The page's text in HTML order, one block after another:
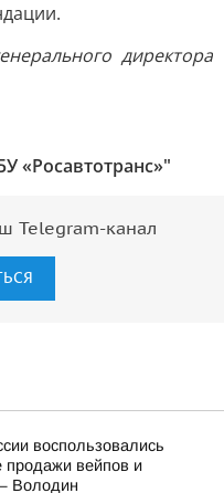
директора
«Росавтотранс»"
Telegram-канал
воспользовались
продажи вейпов и
Володин